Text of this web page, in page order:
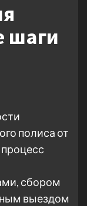
шаги
полиса от
сбором
выездом